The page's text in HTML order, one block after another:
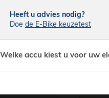
Heeft u advies nodig?
Doe de E-Bike keuzetest
Welke accu kiest u voor uw